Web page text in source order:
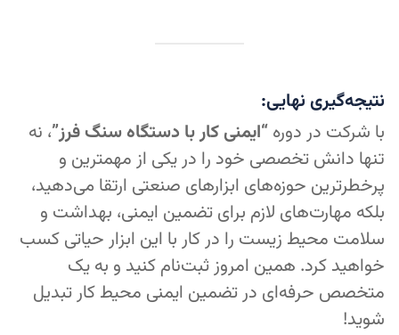
نتیجه‌گیری نهایی:
با شرکت در دوره“ایمنی کار با دستگاه سنگ فرز”، نه
تنها دانش تخصصی خود را در یکی از مهمترین و
پرخطرترین حوزه‌های ابزارهای صنعتی ارتقا می‌دهید،
بلکه مهارت‌های لازم برای تضمین ایمنی، بهداشت و
سلامت محیط زیست را در کار با این ابزار حیاتی کسب
خواهید کرد. همین امروز ثبت‌نام کنید و به یک
متخصص حرفه‌ای در تضمین ایمنی محیط کار تبدیل
شوید!